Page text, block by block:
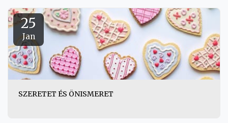
25
Jan
SZERETET ÉS ÖNISMERET